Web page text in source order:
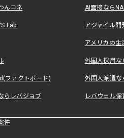
んコネ AI面接なら
Lab. アジャイル
アメリカの
外国人採用
ファクトボード) 外国人派遣な
らレバジョブ レバウェル
件